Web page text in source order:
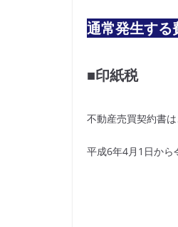
通常発生する
■印紙税
不動産売買契約書
平成6年4月1日から